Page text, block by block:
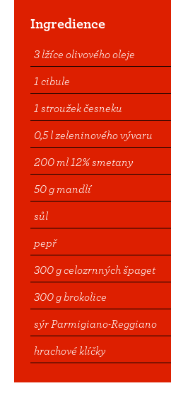
Ingredience
3 lžíce olivového oleje
1 cibule
1 stroužek česneku
0,5 l zeleninového vývaru
200 ml 12% smetany
50 g mandlí
sůl
pepř
300 g celozrnných špaget
300 g brokolice
sýr Parmigiano-Reggiano
hrachové klíčky